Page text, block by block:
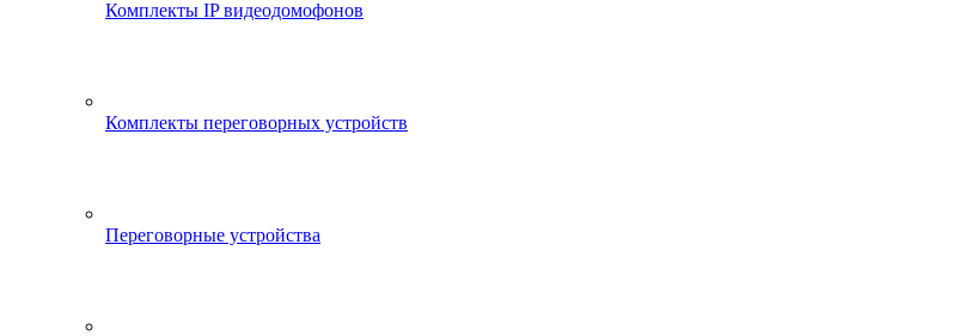
Комплекты IP видеодомофонов
Комплекты переговорных устройств
Переговорные устройства